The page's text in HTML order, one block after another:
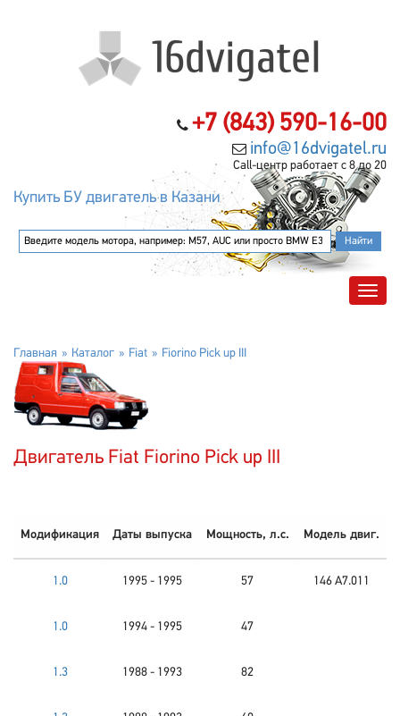
+7 (843) 590-16-00
info@16dvigatel.ru
Call-центр работает с 8 до 20
Купить БУ двигатель в Казани
Главная Каталог Fiat Fiorino Pick up III
Двигатель Fiat Fiorino Pick up III
Модификация Даты выпуска Мощность, л.с. Модель двиг.
1.0 1995 - 1995 57 146 A7.011
1.0 1994 - 1995 47
1.3 1988 - 1993 82